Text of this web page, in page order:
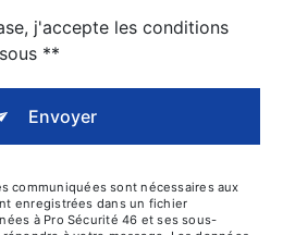
j'accepte les conditions
**
Envoyer
communiquées sont nécessaires aux
enregistrées dans un fichier
à Pro Sécurité 46 et ses sous-